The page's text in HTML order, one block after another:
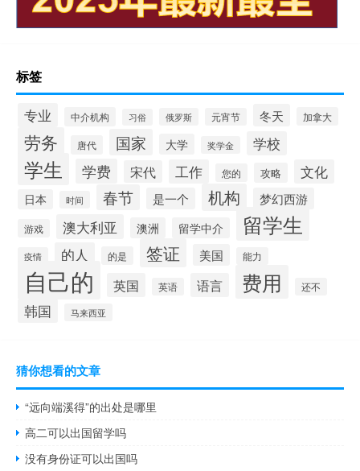
标签
专业 中介机构 习俗 俄罗斯 元宵节 冬天 加拿大
劳务 唐代 国家 大学 奖学金 学校
学生 学费 宋代 工作 您的 攻略 文化
日本 时间 春节 是一个 机构 梦幻西游
游戏 澳大利亚 澳洲 留学中介 留学生
疫情 的人 的是 签证 美国 能力
自己的 英国 英语 语言 费用 还不
韩国 马来西亚
猜你想看的文章
“远向端溪得”的出处是哪里
高二可以出国留学吗
没有身份证可以出国吗